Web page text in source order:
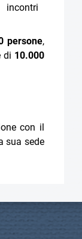
persone,
di 10.000
con il
sua sede